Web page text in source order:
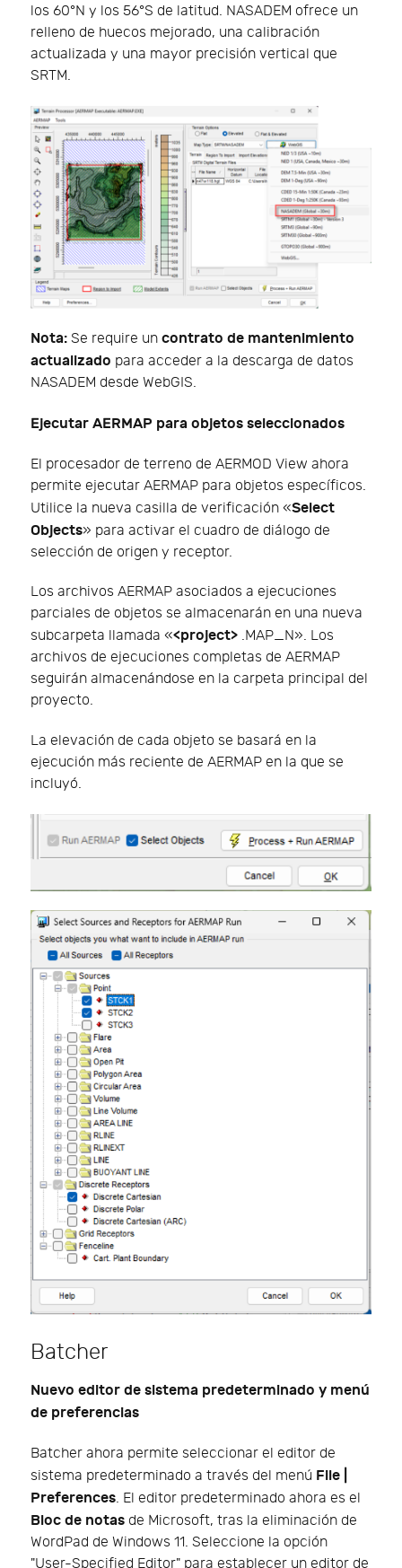
los 60°N y los 56°S de latitud. NASADEM ofrece un
relleno de huecos mejorado, una calibración
actualizada y una mayor precisión vertical que
SRTM.
Nota: Se require un contrato de mantenimiento
actualizado para acceder a la descarga de datos
NASADEM desde WebGIS.
Ejecutar AERMAP para objetos seleccionados
El procesador de terreno de AERMOD View ahora
permite ejecutar AERMAP para objetos específicos.
Utilice la nueva casilla de verificación «Select
Objects» para activar el cuadro de diálogo de
selección de origen y receptor.
Los archivos AERMAP asociados a ejecuciones
parciales de objetos se almacenarán en una nueva
subcarpeta llamada «<project> .MAP_N». Los
archivos de ejecuciones completas de AERMAP
seguirán almacenándose en la carpeta principal del
proyecto.
La elevación de cada objeto se basará en la
ejecución más reciente de AERMAP en la que se
incluyó.
Batcher
Nuevo editor de sistema predeterminado y menú
de preferencias
Batcher ahora permite seleccionar el editor de
sistema predeterminado a través del menú File |
Preferences. El editor predeterminado ahora es el
Bloc de notas de Microsoft, tras la eliminación de
WordPad de Windows 11. Seleccione la opción
"User-Specified Editor" para establecer un editor de